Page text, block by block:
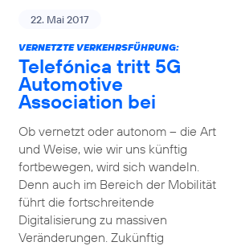
22. Mai 2017
VERNETZTE VERKEHRSFÜHRUNG:
Telefónica tritt 5G
Automotive
Association bei
Ob vernetzt oder autonom – die Art
und Weise, wie wir uns künftig
fortbewegen, wird sich wandeln.
Denn auch im Bereich der Mobilität
führt die fortschreitende
Digitalisierung zu massiven
Veränderungen. Zukünftig